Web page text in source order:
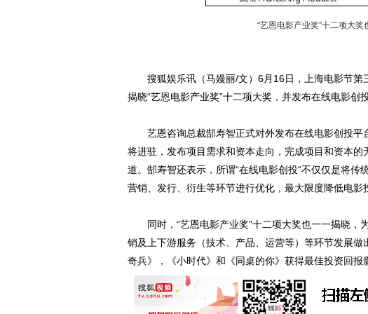
“艺恩电影产业奖”十二项大奖
搜狐娱乐讯（马嫚丽/文）6月16日，上海电影节第
揭晓“艺恩电影产业奖”十二项大奖，并发布在线电影创
艺恩咨询总裁郜寿智正式对外发布在线电影创投平
将进驻，发布项目需求和资本走向，完成项目和资本
道。郜寿智还表示，所谓“在线电影创投“不仅仅是将传
营销、发行、衍生等环节进行优化，最大限度降低电影
同时，“艺恩电影产业奖”十二项大奖也一一揭晓，
销及上下游服务（技术、产品、运营等）等环节发展
奇兵》，《小时代》和《同桌的你》获得最佳投资回报